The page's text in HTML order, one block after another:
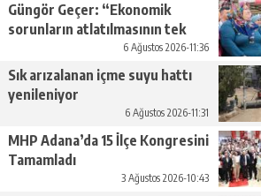
Güngör Geçer: “Ekonomik
sorunların atlatılmasının tek
yolu üretimi artırmaktan
geçiyor.”
6 Ağustos 2026-11:36
Sık arızalanan içme suyu hattı
yenileniyor
6 Ağustos 2026-11:31
MHP Adana’da 15 İlçe Kongresini
Tamamladı
3 Ağustos 2026-10:43